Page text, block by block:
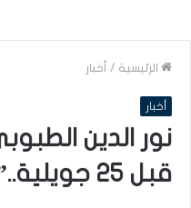
الرئيسية / أخبار
أخبار
نور الدين
قبل 25 جويلية..”(فيديو)